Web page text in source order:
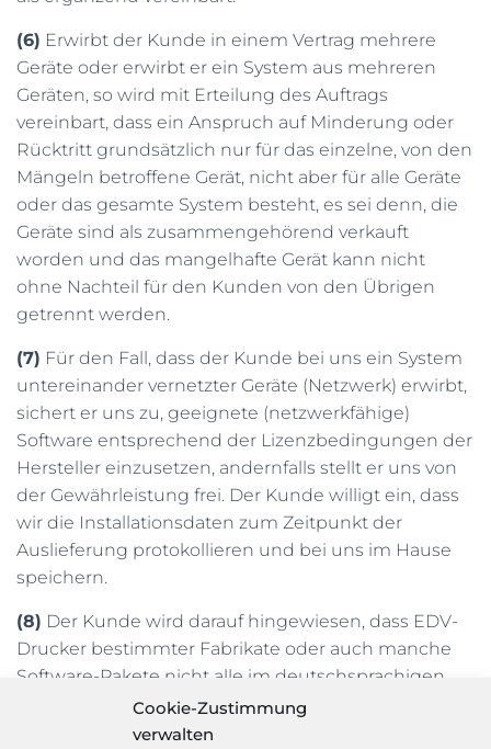
Cookie-Zustimmung
verwalten
(6) Erwirbt der Kunde in einem Vertrag mehrere
Geräte oder erwirbt er ein System aus mehreren
Geräten, so wird mit Erteilung des Auftrags
vereinbart, dass ein Anspruch auf Minderung oder
Rücktritt grundsätzlich nur für das einzelne, von den
Mängeln betroffene Gerät, nicht aber für alle Geräte
oder das gesamte System besteht, es sei denn, die
Geräte sind als zusammengehörend verkauft
worden und das mangelhafte Gerät kann nicht
ohne Nachteil für den Kunden von den Übrigen
getrennt werden.
(7) Für den Fall, dass der Kunde bei uns ein System
untereinander vernetzter Geräte (Netzwerk) erwirbt,
sichert er uns zu, geeignete (netzwerkfähige)
Software entsprechend der Lizenzbedingungen der
Hersteller einzusetzen, andernfalls stellt er uns von
der Gewährleistung frei. Der Kunde willigt ein, dass
wir die Installationsdaten zum Zeitpunkt der
Auslieferung protokollieren und bei uns im Hause
speichern.
(8) Der Kunde wird darauf hingewiesen, dass EDV-
Drucker bestimmter Fabrikate oder auch manche
Software-Pakete nicht alle im deutschsprachigen
Raum gebräuchlichen Sonderzeichen darstellen
können. Der Kunde hat dies sorgfältig selbstständig